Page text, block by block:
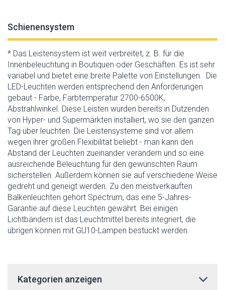
Schienensystem
* Das Leistensystem ist weit verbreitet, z. B. für die
Innenbeleuchtung in Boutiquen oder Geschäften. Es ist sehr
variabel und bietet eine breite Palette von Einstellungen. Die
LED-Leuchten werden entsprechend den Anforderungen
gebaut - Farbe, Farbtemperatur 2700-6500K,
Abstrahlwinkel. Diese Leisten wurden bereits in Dutzenden
von Hyper- und Supermärkten installiert, wo sie den ganzen
Tag über leuchten. Die Leistensysteme sind vor allem
wegen ihrer großen Flexibilität beliebt - man kann den
Abstand der Leuchten zueinander verändern und so eine
ausreichende Beleuchtung für den gewünschten Raum
sicherstellen. Außerdem können sie auf verschiedene Weise
gedreht und geneigt werden. Zu den meistverkauften
Balkenleuchten gehört Spectrum, das eine 5-Jahres-
Garantie auf diese Leuchten gewährt. Bei einigen
Lichtbändern ist das Leuchtmittel bereits integriert, die
übrigen können mit GU10-Lampen bestückt werden.
Kategorien anzeigen